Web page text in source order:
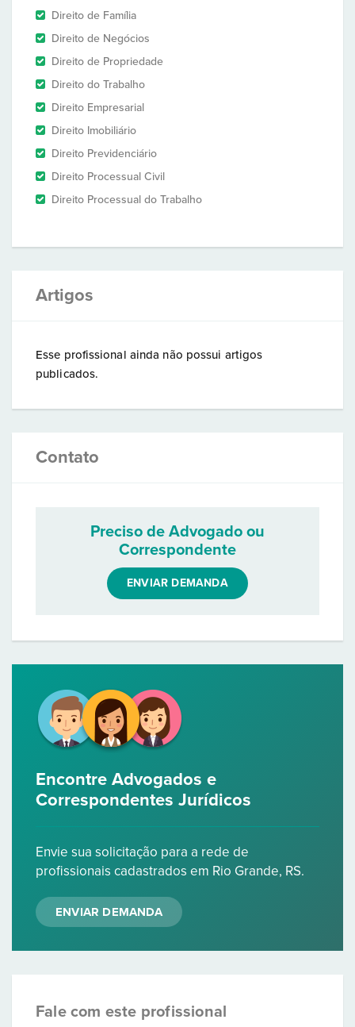
Direito de Família
Direito de Negócios
Direito de Propriedade
Direito do Trabalho
Direito Empresarial
Direito Imobiliário
Direito Previdenciário
Direito Processual Civil
Direito Processual do Trabalho
Artigos
Esse profissional ainda não possui artigos
publicados.
Contato
Preciso de Advogado ou
Correspondente
ENVIAR DEMANDA
Encontre Advogados e
Correspondentes Jurídicos
Envie sua solicitação para a rede de
profissionais cadastrados em Rio Grande, RS.
ENVIAR DEMANDA
Fale com este profissional